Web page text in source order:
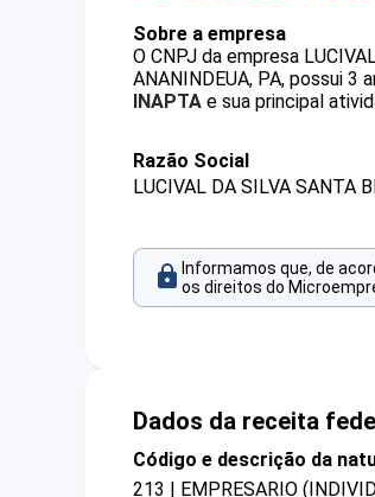
Sobre a empresa
O CNPJ da empresa
ANANINDEUA, PA, possui
INAPTA e sua principal
Razão Social
LUCIVAL DA SILVA SANTA
Informamos que, de
os direitos do
Dados da receita
Código e descrição da
213 | EMPRESARIO